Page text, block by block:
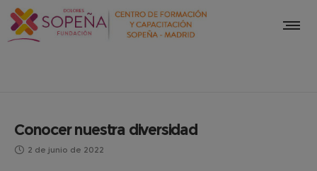
Conocer nuestra diversidad
2 de junio de 2022